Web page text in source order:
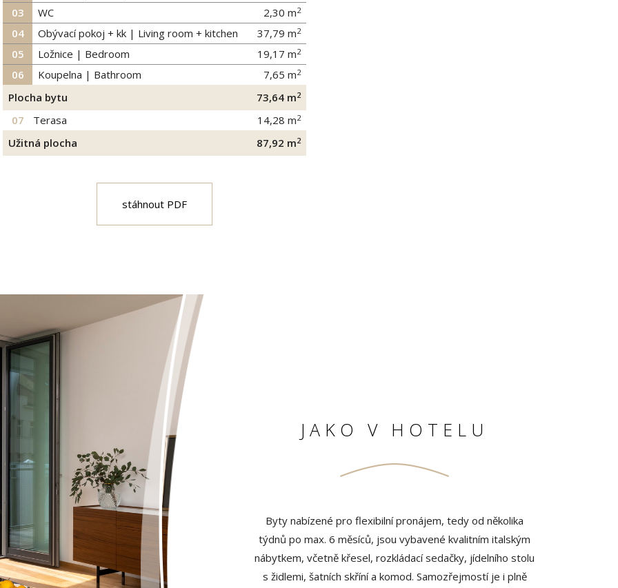
03 WC 2,30 m2
04 Obývací pokoj + kk | Living room + kitchen 37,79 m2
05 Ložnice | Bedroom 19,17 m2
06 Koupelna | Bathroom 7,65 m2
Plocha bytu 73,64 m2
07 Terasa 14,28 m2
Užitná plocha 87,92 m2
stáhnout PDF
JAKO V HOTELU
Byty nabízené pro flexibilní pronájem, tedy od několika
týdnů po max. 6 měsíců, jsou vybavené kvalitním italským
nábytkem, včetně křesel, rozkládací sedačky, jídelního stolu
s židlemi, šatních skříní a komod. Samozřejmostí je i plně